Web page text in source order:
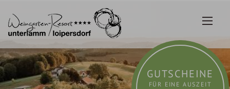
Inhalt
springen
GUTSCHEINE
FÜR EINE AUSZEIT